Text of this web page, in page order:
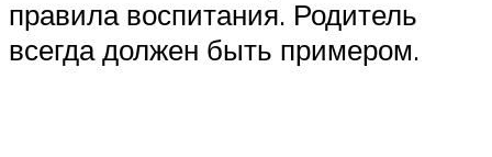
правила воспитания. Родитель
всегда должен быть примером.